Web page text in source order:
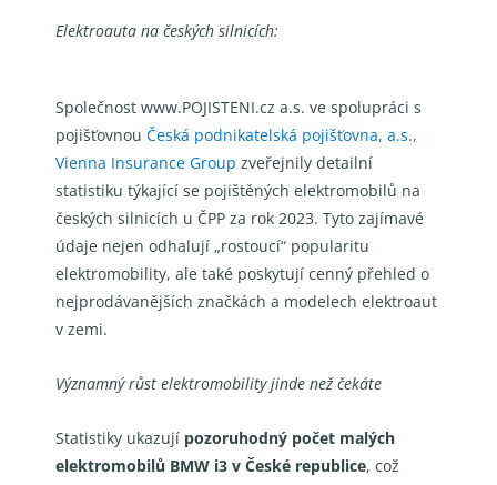
Elektroauta na českých silnicích:
Společnost www.POJISTENI.cz a.s. ve spolupráci s
pojišťovnou Česká podnikatelská pojišťovna, a.s.,
Vienna Insurance Group zveřejnily detailní
statistiku týkající se pojištěných elektromobilů na
českých silnicích u ČPP za rok 2023. Tyto zajímavé
údaje nejen odhalují „rostoucí“ popularitu
elektromobility, ale také poskytují cenný přehled o
nejprodávanějších značkách a modelech elektroaut
v zemi.
Významný růst elektromobility jinde než čekáte
Statistiky ukazují pozoruhodný počet malých
elektromobilů BMW i3 v České republice, což